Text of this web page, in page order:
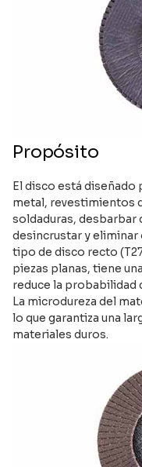
Propósito
El disco está
metal, revestimientos
soldaduras, desbarbar
desincrustar y eliminar
tipo de disco recto
piezas planas, tiene
reduce la probabilidad
La microdureza del
lo que garantiza una
materiales duros.